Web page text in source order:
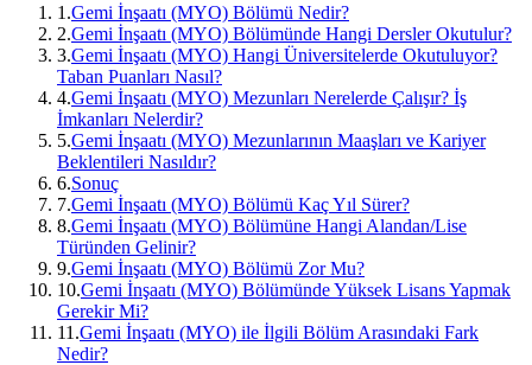
1 .Gemi İnşaatı (MYO) Bölümü Nedir?
2.Gemi İnşaatı (MYO) Bölümünde Hangi Dersler Okutulur?
3.Gemi İnşaatı (MYO) Hangi Üniversitelerde Okutuluyor?
Taban Puanları Nasıl?
4.Gemi İnşaatı (MYO) Mezunları Nerelerde Çalışır? İş
İmkanları Nelerdir?
5.Gemi İnşaatı (MYO) Mezunlarının Maaşları ve Kariyer
Beklentileri Nasıldır?
6.Sonuç
7.Gemi İnşaatı (MYO) Bölümü Kaç Yıl Sürer?
8.Gemi İnşaatı (MYO) Bölümüne Hangi Alandan/Lise
Türünden Gelinir?
9.Gemi İnşaatı (MYO) Bölümü Zor Mu?
10.Gemi İnşaatı (MYO) Bölümünde Yüksek Lisans Yapmak
Gerekir Mi?
11 .Gemi İnşaatı (MYO) ile İlgili Bölüm Arasındaki Fark
Nedir?